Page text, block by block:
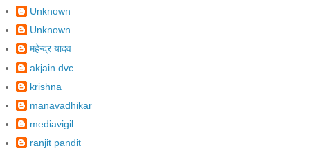
Unknown
Unknown
महेन्द्र यादव
akjain.dvc
krishna
manavadhikar
mediavigil
ranjit pandit